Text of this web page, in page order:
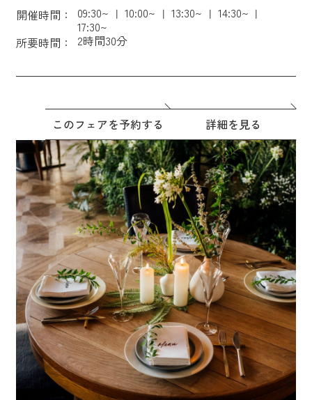
開催時間： 09:30~ 10:00~ 13:30~
14:30~
17:30~
所要時間：
2時間30分
このフェアを予約する 詳細を見る